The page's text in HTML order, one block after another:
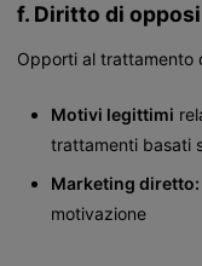
f. Diritto di
Opporti al trattamento
Motivi legittimi
trattamenti basati
Marketing diretto:
motivazione